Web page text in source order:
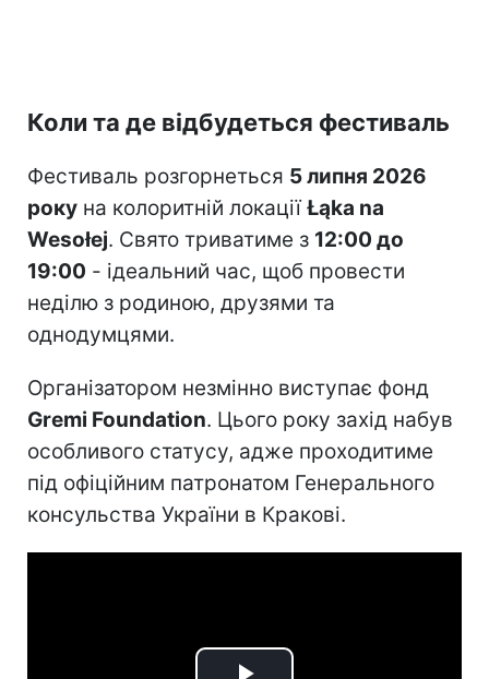
Коли та де відбудеться фестиваль
Фестиваль розгорнеться 5 липня 2026
року на колоритній локаціїŁąka na
Wesołej. Свято триватиме з 12:00 до
19:00 - ідеальний час, щоб провести
неділю з родиною, друзями та
однодумцями.
Організатором незмінно виступає фонд
Gremi Foundation. Цього року захід набув
особливого статусу, адже проходитиме
під офіційним патронатом Генерального
консульства України в Кракові.